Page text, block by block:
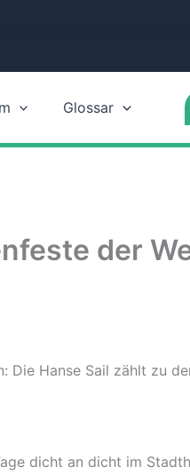
Glossar
der
Die Hanse Sail zählt zu
dicht an dicht im